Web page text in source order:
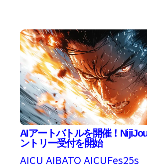
AIアートバトルを開催！
ントリー受付を開始
AICU AIBATO AICUFes25s